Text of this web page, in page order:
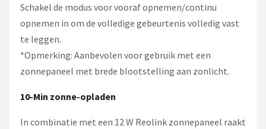
Schakel de modus voor vooraf opnemen/continu
opnemen in om de volledige gebeurtenis volledig vast
te leggen.
*Opmerking: Aanbevolen voor gebruik met een
zonnepaneel met brede blootstelling aan zonlicht.
10-Min zonne-opladen
In combinatie met een 12 W Reolink zonnepaneel raakt